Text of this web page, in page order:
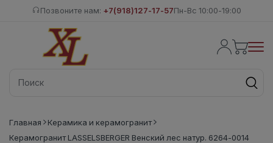
Позвоните нам: +7(918)127-17-57Пн-Вс 10:00-19:00
Главная
Керамика и керамогранит
Керамогранит LASSELSBERGER Венский лес натур. 6264-0014